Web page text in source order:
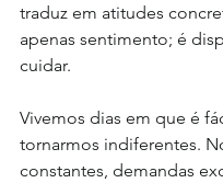
traduz em atitudes
apenas sentimento; é
cuidar.
Vivemos dias em que é
tornarmos indiferentes.
constantes, demandas